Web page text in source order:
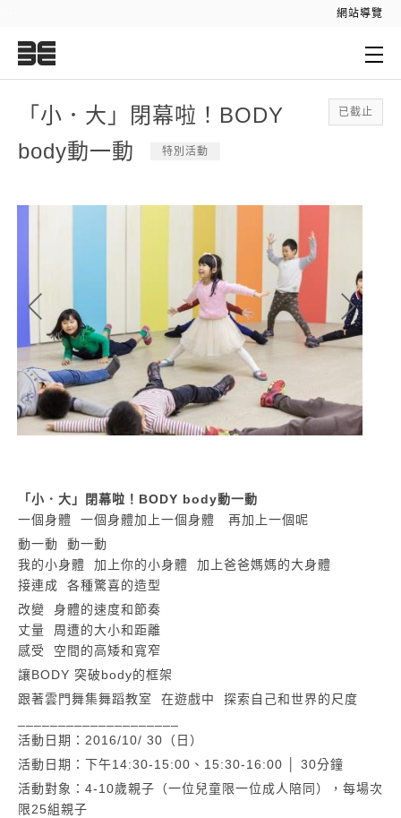
網站導覽
已截止
「小．大」閉幕啦！BODY
body動一動
特別活動
「小．大」閉幕啦！BODY body動一動
一個身體 一個身體加上一個身體 再加上一個呢
動一動 動一動
我的小身體 加上你的小身體 加上爸爸媽媽的大身體
接連成 各種驚喜的造型
改變 身體的速度和節奏
丈量 周遭的大小和距離
感受 空間的高矮和寬窄
讓BODY 突破body的框架
跟著雲門舞集舞蹈教室 在遊戲中 探索自己和世界的尺度
活動日期：2016/10/ 30（日）
活動日期：下午14:30-15:00、15:30-16:00 │ 30分鐘
活動對象：4-10歲親子（一位兒童限一位成人陪同），每場次
限25組親子